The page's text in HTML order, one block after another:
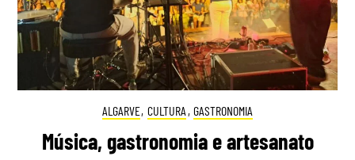
ALGARVE, CULTURA , GASTRONOMIA
Música, gastronomia e artesanato